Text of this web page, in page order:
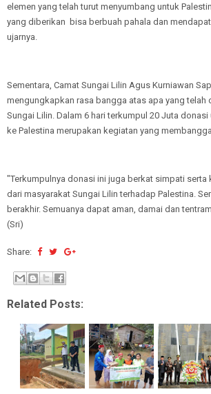
elemen yang telah turut menyumbang untuk
yang diberikan bisa berbuah pahala dan mendapat
ujarnya.
Sementara, Camat Sungai Lilin Agus Kurniawan
mengungkapkan rasa bangga atas apa yang telah
Sungai Lilin. Dalam 6 hari terkumpul 20 Juta
ke Palestina merupakan kegiatan yang
"Terkumpulnya donasi ini juga berkat simpati serta
dari masyarakat Sungai Lilin terhadap Palestina.
berakhir. Semuanya dapat aman, damai dan
(Sri)
Share:
Related Posts: